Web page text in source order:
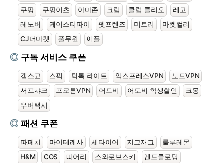
쿠팡
쿠팡이츠 아마존 크림 클럽 클리오
레고
레노버
케이스티파이 펫프렌즈 미트리
마켓컬리
CJ더마켓
풀무원 애플
구독 서비스 쿠폰
겜스고 스픽 틱톡 라이트 익스프레스VPN
노드VPN
서프샤크
프로톤VPN 어도비 어도비 학생할인
크몽
우버택시
패션 쿠폰
파페치 마이테레사 세타이어 지그재그
룰루레몬
H&M
COS 띠어리 스와로브스키
엔드클로딩